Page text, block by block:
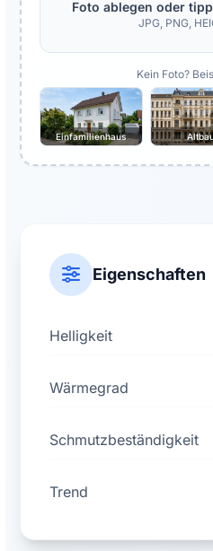
Foto ablegen oder
JPG, PNG,
Kein Foto?
Einfamilienhaus
Eigenschaften
Helligkeit
Wärmegrad
Schmutzbeständigkeit
Trend